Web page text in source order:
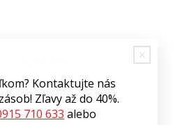
O NÁKUPE
podmienky
údajov
Kontaktujte nás
Zľavy až do 40%.
710 633 alebo